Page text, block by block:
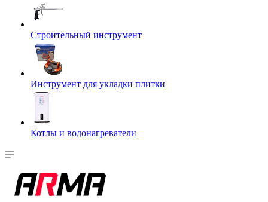
Строительный инструмент
Инструмент для укладки плитки
Котлы и водонагреватели